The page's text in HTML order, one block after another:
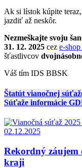
Ak si lístok kúpite
jazdiť až neskôr.
Nezmeškajte svoju
31. 12. 2025 cez e-
šťastlivcov
Váš tím IDS BBSK
Štatút vianočnej
Súťaže informácie
02.12.2025
Rekordný záujem
kraji